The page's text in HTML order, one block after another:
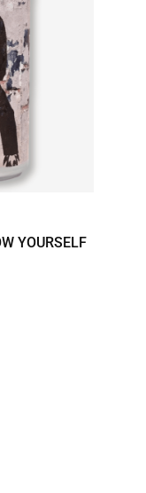
YOURSELF